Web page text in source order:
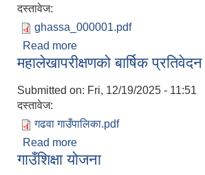
दस्तावेज:
ghassa_000001.pdf
Read more
महालेखापरीक्षणको बार्षिक प्रतिवेदन
Submitted on: Fri, 12/19/2025 - 11:51
दस्तावेज:
गढवा गाउँपालिका.pdf
Read more
गाउँशिक्षा योजना